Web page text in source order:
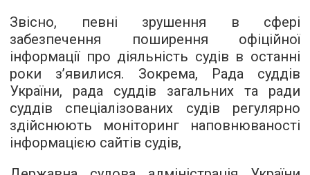
Звісно, певні зрушення в сфері
забезпечення поширення офіційної
інформації про діяльність судів в останні
роки з’явилися. Зокрема, Рада суддів
України, рада суддів загальних та ради
суддів спеціалізованих судів регулярно
здійснюють моніторинг наповнюваності
інформацією сайтів судів,